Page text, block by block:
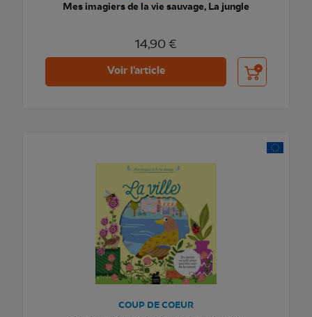
Mes imagiers de la vie sauvage, La jungle
14,90 €
Voir l'article Ajouter au
COUP DE COEUR